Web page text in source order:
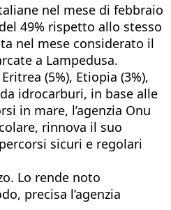
nel mese di febbraio
49% rispetto allo stesso
nel mese considerato il
a Lampedusa.
(5%), Etiopia (3%),
idrocarburi, in base alle
in mare, l’agenzia Onu
rinnova il suo
sicuri e regolari
Lo rende noto
precisa l’agenzia